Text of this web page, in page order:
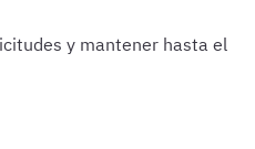
y mantener hasta el